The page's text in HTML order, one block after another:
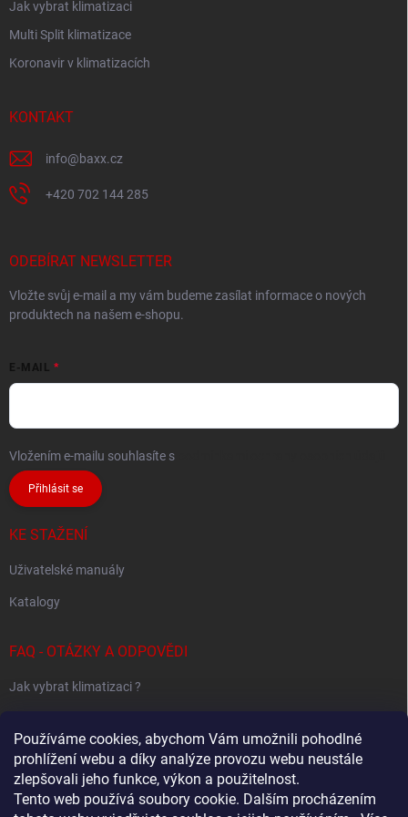
Používáme cookies, abychom Vám umožnili pohodlné
prohlížení webu a díky analýze provozu webu neustále
zlepšovali jeho funkce, výkon a použitelnost.
Tento web používá soubory cookie. Dalším procházením
Jak vybrat klimatizaci
Multi Split klimatizace
Koronavir v klimatizacích
KONTAKT
info@baxx.cz
+420 702 144 285
ODEBÍRAT NEWSLETTER
Vložte svůj e-mail a my vám budeme zasílat informace o nových
produktech na našem e-shopu.
E-MAIL
Vložením e-mailu souhlasíte s
Přihlásit se
KE STAŽENÍ
Uživatelské manuály
Katalogy
FAQ - OTÁZKY A ODPOVĚDI
Jak vybrat klimatizaci ?
Jak určit potřebný výkon klimatizace ?